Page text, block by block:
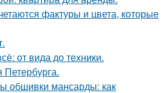
фактуры и цвета, которые
от вида до техники.
обшивки мансарды: как